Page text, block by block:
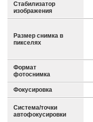
Стабилизатор
изображения
Размер снимка в
пикселях
Формат
фотоснимка
Фокусировка
Система/точки
автофокусировки